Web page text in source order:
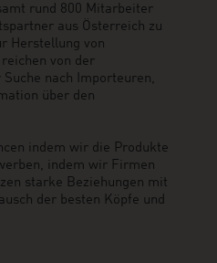
rund 800 Mitarbeiter
aus Österreich zu
Herstellung von
reichen von der
nach Importeuren,
über den
indem wir die Produkte
indem wir Firmen
starke Beziehungen mit
der besten Köpfe und